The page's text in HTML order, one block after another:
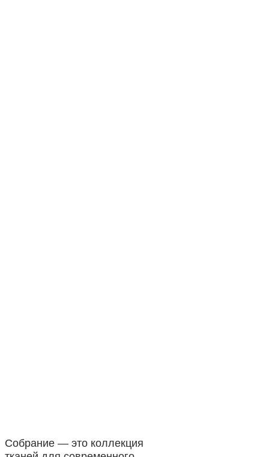
Собрание — это коллекция